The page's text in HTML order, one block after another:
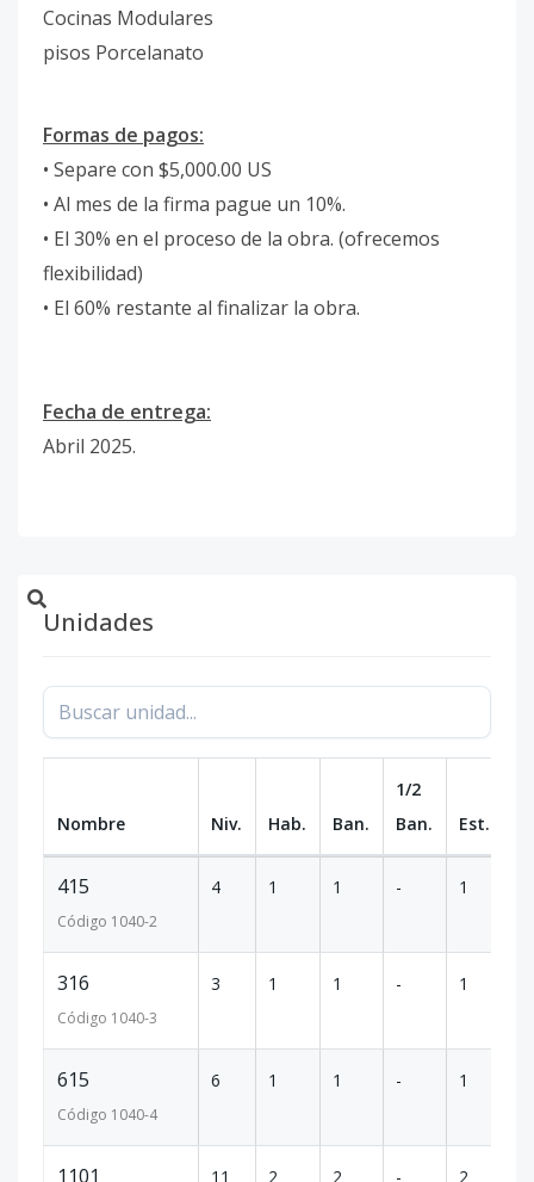
Cocinas Modulares
pisos Porcelanato
Formas de pagos:
• Separe con $5,000.00 US
• Al mes de la firma pague un 10%.
• El 30% en el proceso de la obra. (ofrecemos
flexibilidad)
• El 60% restante al finalizar la obra.
Fecha de entrega:
Abril 2025.
Unidades
Nombre Niv. Hab. Ban.
1/2
Ban.
Est.
415
Código 1040-2
4 1 1 - 1
316
Código 1040-3
3 1 1 - 1
615
Código 1040-4
6 1 1 - 1
1101 11 2 2 - 2